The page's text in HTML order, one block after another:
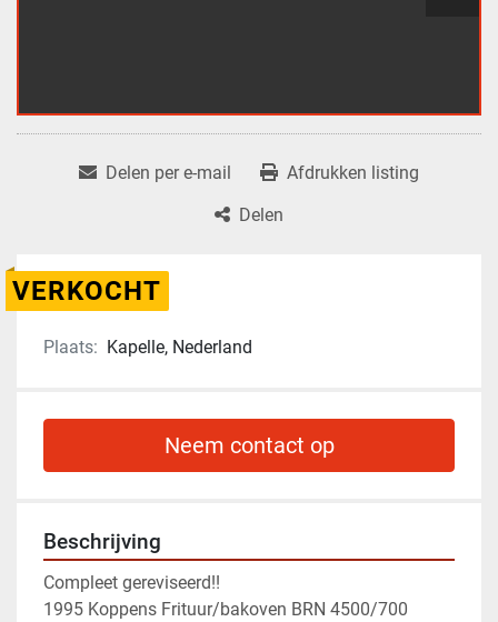
Delen per e-mail
Afdrukken listing
Delen
VERKOCHT
Plaats: Kapelle, Nederland
Neem contact op
Beschrijving
Compleet gereviseerd!!
1995 Koppens Frituur/bakoven BRN 4500/700